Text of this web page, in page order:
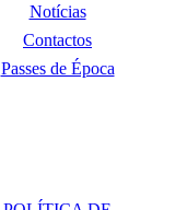
Notícias
Contactos
Passes de Época